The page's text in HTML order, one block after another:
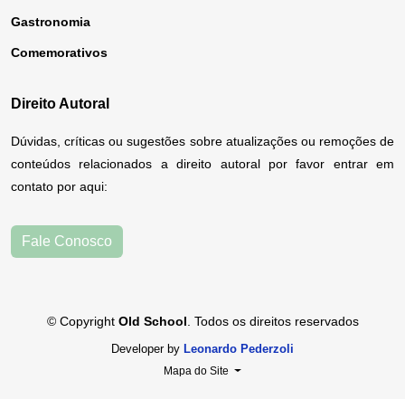
Gastronomia
Comemorativos
Direito Autoral
Dúvidas, críticas ou sugestões sobre atualizações ou remoções de
conteúdos relacionados a direito autoral por favor entrar em
contato por aqui:
Fale Conosco
© Copyright Old School. Todos os direitos reservados
Developer by Leonardo Pederzoli
Mapa do Site